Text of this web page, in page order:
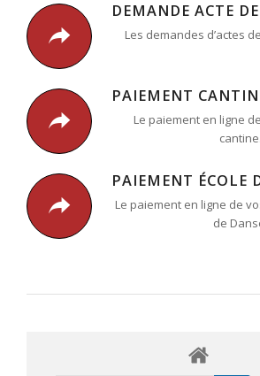
DEMANDE ACTE
Les demandes d’actes
PAIEMENT
Le paiement en ligne
cantine.
PAIEMENT ÉCOLE
Le paiement en ligne de
de